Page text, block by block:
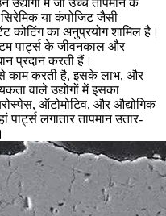
या कंपोजिट जैसी
कोटिंग का अनुप्रयोग शामिल है।
पार्ट्स के जीवनकाल और
प्रदान करती हैं।
काम करती है, इसके लाभ, और
वाले उद्योगों में इसका
, ऑटोमोटिव, औरऔद्योगिक
पार्ट्स लगातार तापमान उतार-